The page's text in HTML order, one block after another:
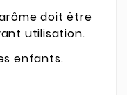
doit être
utilisation.
enfants.